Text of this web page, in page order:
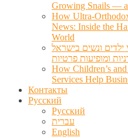
Growing Snails —
How Ultra-
News: Inside the
World
ונשים בישראל
ומופיעות פרטיות
How Children’s
Services Help
Контакты
Русский
Русский
עברית
English